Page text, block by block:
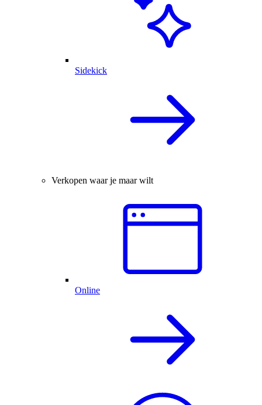
Sidekick
Verkopen waar je maar wilt
Online